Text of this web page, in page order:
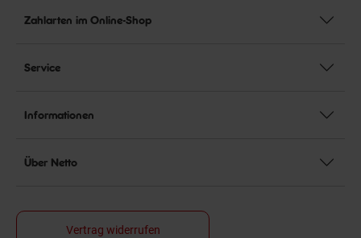
Zahlarten im Online-Shop
Service
Informationen
Über Netto
Vertrag widerrufen